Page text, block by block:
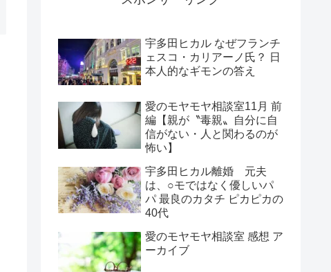
宇多田ヒカル なぜフランチ
ェスコ・カリアーノ氏？ 日
本人的なギモンの答え
愛のモヤモヤ相談室11月 前
編【親が〝毒親〟自分に自
信がない・人と関わるのが
怖い】
宇多田ヒカル離婚 元夫
は、○モではなく優しいパ
パ 最良のカタチ ピカピカの
40代
愛のモヤモヤ相談室 感想 ア
ーカイブ